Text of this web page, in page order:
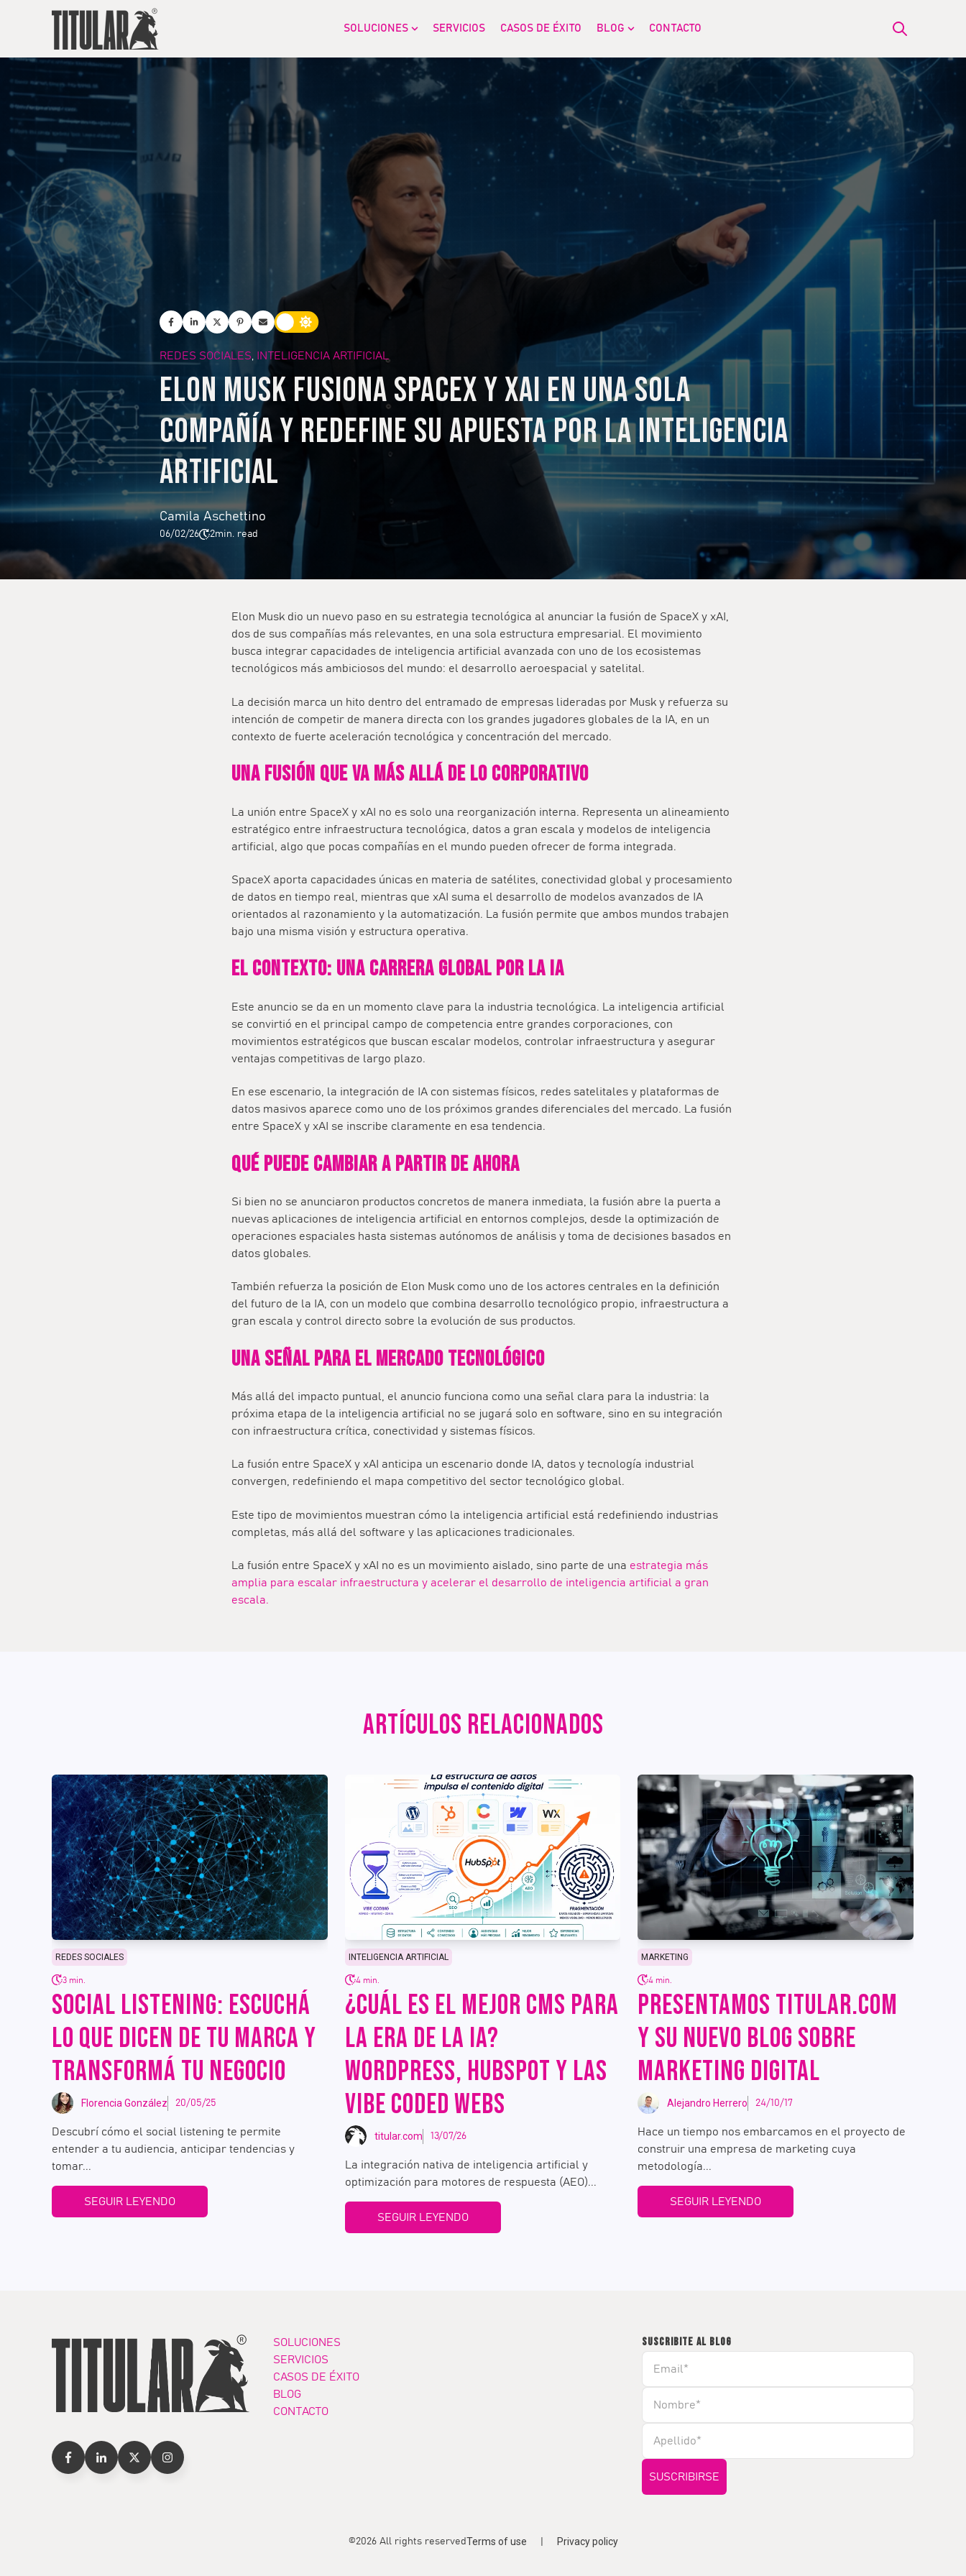
SOLUCIONES SERVICIOS CASOS DE ÉXITO BLOG CONTACTO Open search
REDES SOCIALES, INTELIGENCIA ARTIFICIAL
Elon Musk fusiona SpaceX y xAI en una sola
compañía y redefine su apuesta por la inteligencia
artificial
Camila Aschettino
06/02/26 2min. read
Elon Musk dio un nuevo paso en su estrategia tecnológica al anunciar la fusión de SpaceX y xAI,
dos de sus compañías más relevantes, en una sola estructura empresarial. El movimiento
busca integrar capacidades de inteligencia artificial avanzada con uno de los ecosistemas
tecnológicos más ambiciosos del mundo: el desarrollo aeroespacial y satelital.
La decisión marca un hito dentro del entramado de empresas lideradas por Musk y refuerza su
intención de competir de manera directa con los grandes jugadores globales de la IA, en un
contexto de fuerte aceleración tecnológica y concentración del mercado.
Una fusión que va más allá de lo corporativo
La unión entre SpaceX y xAI no es solo una reorganización interna. Representa un alineamiento
estratégico entre infraestructura tecnológica, datos a gran escala y modelos de inteligencia
artificial
, algo que pocas compañías en el mundo pueden ofrecer de forma integrada.
SpaceX aporta capacidades únicas en materia de satélites, conectividad global y procesamiento
de datos en tiempo real, mientras que xAI suma el desarrollo de modelos avanzados de IA
orientados al razonamiento y la automatización. La fusión permite que ambos mundos trabajen
bajo una misma visión y estructura operativa.
El contexto: una carrera global por la IA
Este anuncio se da en un momento clave para la industria tecnológica. La inteligencia artificial
se convirtió en el principal campo de competencia entre grandes corporaciones, con
movimientos estratégicos que buscan escalar modelos, controlar infraestructura y asegurar
ventajas competitivas de largo plazo.
En ese escenario, la integración de IA con sistemas físicos, redes satelitales y plataformas de
datos masivos aparece como uno de los próximos grandes diferenciales del mercado. La fusión
entre SpaceX y xAI se inscribe claramente en esa tendencia.
Qué puede cambiar a partir de ahora
Si bien no se anunciaron productos concretos de manera inmediata, la fusión abre la puerta a
nuevas aplicaciones de inteligencia artificial en entornos complejos , desde la optimización de
operaciones espaciales hasta sistemas autónomos de análisis y toma de decisiones basados en
datos globales.
También refuerza la posición de Elon Musk como uno de los actores centrales en la definición
del futuro de la IA, con un modelo que combina desarrollo tecnológico propio, infraestructura a
gran escala y control directo sobre la evolución de sus productos.
Una señal para el mercado tecnológico
Más allá del impacto puntual, el anuncio funciona como una señal clara para la industria: la
próxima etapa de la inteligencia artificial no se jugará solo en software, sino en su integración
con infraestructura crítica, conectividad y sistemas físicos.
La fusión entre SpaceX y xAI anticipa un escenario donde IA, datos y tecnología industrial
convergen, redefiniendo el mapa competitivo del sector tecnológico global.
Este tipo de movimientos muestran cómo la inteligencia artificial está redefiniendo industrias
completas, más allá del software y las aplicaciones tradicionales.
La fusión entre SpaceX y xAI no es un movimiento aislado, sino parte de una estrategia más
amplia para escalar infraestructura y acelerar el desarrollo de inteligencia artificial a gran
escala.
ARTÍCULOS RELACIONADOS
REDES SOCIALES
3 min.
SOCIAL LISTENING: ESCUCHÁ
LO QUE DICEN DE TU MARCA Y
TRANSFORMÁ TU NEGOCIO
Florencia González 20/05/25
Descubrí cómo el social listening te permite
entender a tu audiencia, anticipar tendencias y
tomar...
SEGUIR LEYENDO
INTELIGENCIA ARTIFICIAL
4 min.
¿CUÁL ES EL MEJOR CMS PARA
LA ERA DE LA IA?
WORDPRESS, HUBSPOT Y LAS
VIBE CODED WEBS
titular.com 13/07/26
La integración nativa de inteligencia artificial y
optimización para motores de respuesta (AEO)...
SEGUIR LEYENDO
MARKETING
4 min.
PRESENTAMOS TITULAR.COM
Y SU NUEVO BLOG SOBRE
MARKETING DIGITAL
Alejandro Herrero 24/10/17
Hace un tiempo nos embarcamos en el proyecto de
construir una empresa de marketing cuya
metodología...
SEGUIR LEYENDO
SOLUCIONES
SERVICIOS
CASOS DE ÉXITO
BLOG
CONTACTO
SUSCRIBITE AL BLOG
©2026 All rights reservedTerms of use Privacy policy